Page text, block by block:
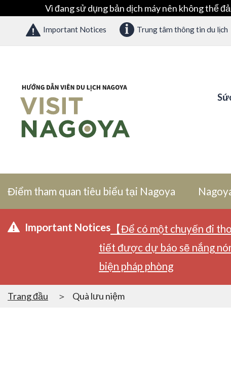
Vì đang sử dụng bản dịch máy nên không thể
Important Notices Trung tâm thông tin du lịch
Điểm tham quan tiêu biểu tại Nagoya
Important Notices 【Để có một chuyến đi
tiết được dự báo sẽ nắng
biện pháp phòng
Trang đầu Quà lưu niệm